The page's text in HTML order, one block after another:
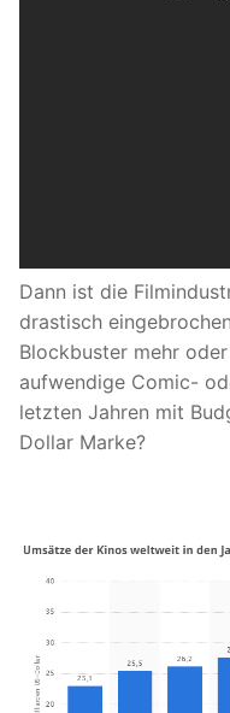
Dann ist die
drastisch
Blockbuster mehr
aufwendige Comic-
letzten Jahren mit
Dollar Marke?